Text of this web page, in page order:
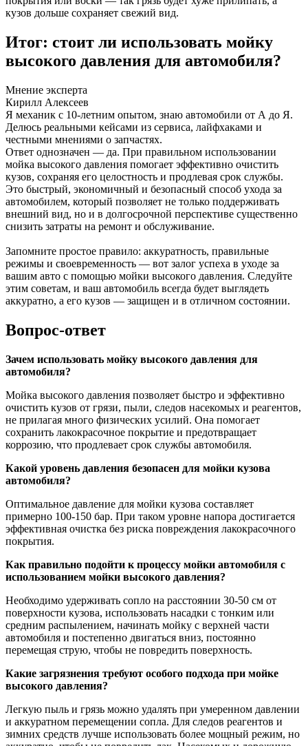
кузов дольше сохраняет свежий вид.
Итог: стоит ли использовать мойку
высокого давления для автомобиля?
Мнение эксперта
Кирилл Алексеев
Я механик с 10-летним опытом, знаю автомобили от А до Я.
Делюсь реальными кейсами из сервиса, лайфхаками и
честными мнениями о запчастях.
Ответ однозначен — да. При правильном использовании
мойка высокого давления помогает эффективно очистить
кузов, сохраняя его целостность и продлевая срок службы.
Это быстрый, экономичный и безопасный способ ухода за
автомобилем, который позволяет не только поддерживать
внешний вид, но и в долгосрочной перспективе существенно
снизить затраты на ремонт и обслуживание.
Запомните простое правило: аккуратность, правильные
режимы и своевременность — вот залог успеха в уходе за
вашим авто с помощью мойки высокого давления. Следуйте
этим советам, и ваш автомобиль всегда будет выглядеть
аккуратно, а его кузов — защищен и в отличном состоянии.
Вопрос-ответ
Зачем использовать мойку высокого давления для
автомобиля?
Мойка высокого давления позволяет быстро и эффективно
очистить кузов от грязи, пыли, следов насекомых и реагентов,
не прилагая много физических усилий. Она помогает
сохранить лакокрасочное покрытие и предотвращает
коррозию, что продлевает срок службы автомобиля.
Какой уровень давления безопасен для мойки кузова
автомобиля?
Оптимальное давление для мойки кузова составляет
примерно 100-150 бар. При таком уровне напора достигается
эффективная очистка без риска повреждения лакокрасочного
покрытия.
Как правильно подойти к процессу мойки автомобиля с
использованием мойки высокого давления?
Необходимо удерживать сопло на расстоянии 30-50 см от
поверхности кузова, использовать насадки с тонким или
средним распылением, начинать мойку с верхней части
автомобиля и постепенно двигаться вниз, постоянно
перемещая струю, чтобы не повредить поверхность.
Какие загрязнения требуют особого подхода при мойке
высокого давления?
Легкую пыль и грязь можно удалять при умеренном давлении
и аккуратном перемещении сопла. Для следов реагентов и
зимних средств лучше использовать более мощный режим, но